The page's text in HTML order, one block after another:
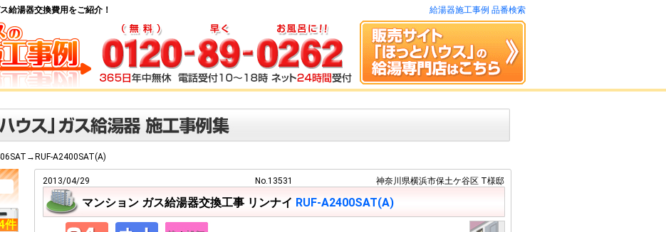
給湯器交換費用をご紹介！ 給湯器施工事例 品番検索
A2400SAT(A)
件
2013/04/29 No.13531 神奈川県横浜市保土ケ谷区 T様邸
マンション ガス給湯器交換工事 リンナイ RUF-A2400SAT(A)